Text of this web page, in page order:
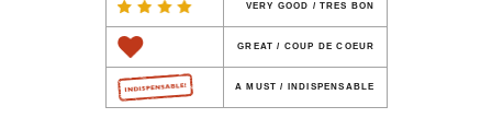
VERY GOOD / TRES BON
GREAT / COUP DE COEUR
A MUST / INDISPENSABLE